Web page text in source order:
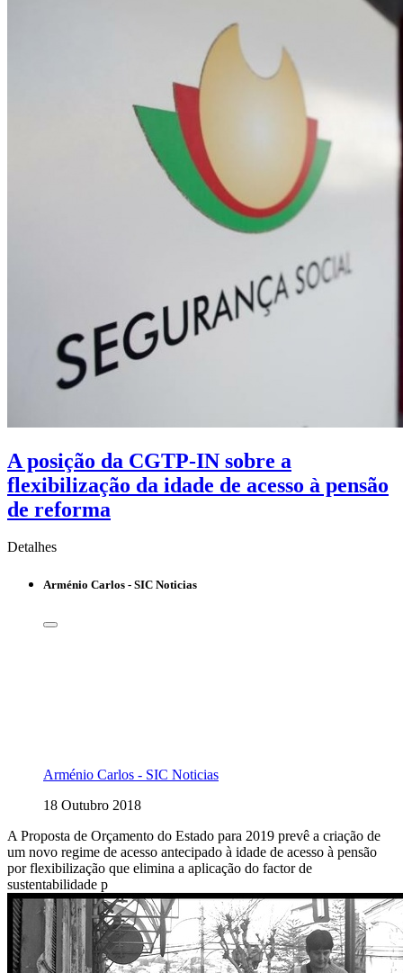
A posição da CGTP-IN sobre a
flexibilização da idade de acesso à pensão
de reforma
Detalhes
Arménio Carlos - SIC Noticias
Arménio Carlos - SIC Noticias
18 Outubro 2018
A Proposta de Orçamento do Estado para 2019 prevê a criação de
um novo regime de acesso antecipado à idade de acesso à pensão
por flexibilização que elimina a aplicação do factor de
sustentabilidade p